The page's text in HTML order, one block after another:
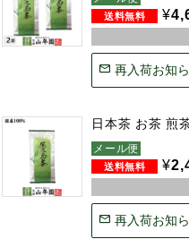
¥
再入荷お知
日本茶 お茶 煎
メール便
¥
再入荷お知